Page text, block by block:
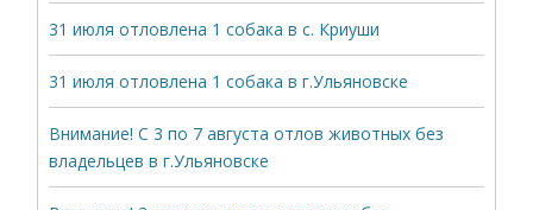
31 июля отловлена 1 собака в с. Криуши
31 июля отловлена 1 собака в г.Ульяновске
Внимание! С 3 по 7 августа отлов животных без
владельцев в г.Ульяновске